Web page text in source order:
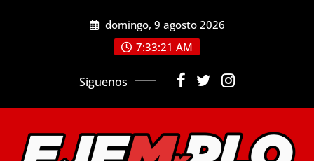
domingo, 9 agosto 2026
7:33:22 AM
Siguenos